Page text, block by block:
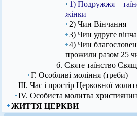
1) Подружжя –
жінки
2) Чин Вінчання
3) Чин удруге
4) Чин
прожили разом 25
б. Святе таїнство
Г. Особливі моління (треби)
ІІІ. Час і простір Церковної
ІV. Особиста молитва
ЖИТТЯ ЦЕРКВИ